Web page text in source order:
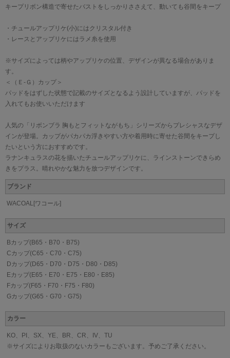
キープリボン構造で寄せたバストをしっかりささえて、動いても谷間をキープ
・チュールアップリケ(小)にはクリスタル付き
・レースとアップリケにはラメ糸を使用
※サイズによっては柄やアップリケの位置、デザインが異なる場合がありま
す。
＜（Ｅ-Ｇ）カップ＞
パッドをはずした状態で記載のサイズとなるよう設計していますが、パッドを
入れてもお使いいただけます
人気の「リボンブラ 胸もとフィットながもち」シリーズからプレシャスなデザ
インが登場。カップがパカパカ浮きやすい方や着用時に寄せた谷間をキープし
たいという方におすすめです。
ラナンキュラスの花を描いたチュールアップリケに、ラインストーンできらめ
きをプラス。晴れやかな魅力を放つデザインです。
ブランド
WACOAL[ワコール]
サイズ
Bカップ(B65・B70・B75)
Cカップ(C65・C70・C75)
Dカップ(D65・D70・D75・D80・D85)
Eカップ(E65・E70・E75・E80・E85)
Fカップ(F65・F70・F75・F80)
Gカップ(G65・G70・G75)
カラー
KO、PI、SX、YE、BR、CR、IV、TU
※サイズによりお取扱のないカラーもございます。予めご了承ください。